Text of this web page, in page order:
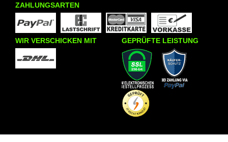
ZAHLUNGSARTEN
WIR VERSCHICKEN MIT GEPRÜFTE LEISTUNG
INFORMATIONEN
KRAZY8